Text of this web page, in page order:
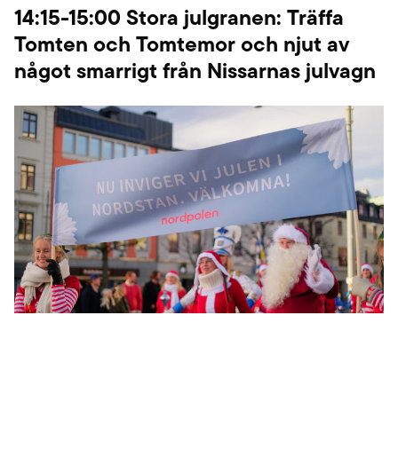
14:15-15:00 Stora julgranen:Träffa
Tomten och Tomtemor och njut av
något smarrigt från Nissarnas julvagn